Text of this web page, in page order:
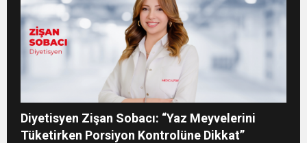
Diyetisyen Zişan Sobacı: “Yaz Meyvelerini
Tüketirken Porsiyon Kontrolüne Dikkat”